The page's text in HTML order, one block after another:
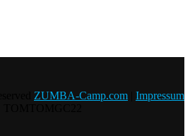
ZUMBA-Camp.com
Impressum